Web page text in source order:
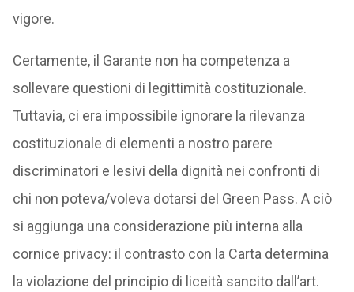
vigore.
Certamente, il Garante non ha competenza a
sollevare questioni di legittimità costituzionale.
Tuttavia, ci era impossibile ignorare la rilevanza
costituzionale di elementi a nostro parere
discriminatori e lesivi della dignità nei confronti di
chi non poteva/voleva dotarsi del Green Pass. A ciò
si aggiunga una considerazione più interna alla
cornice privacy: il contrasto con la Carta determina
la violazione del principio di liceità sancito dall’art.